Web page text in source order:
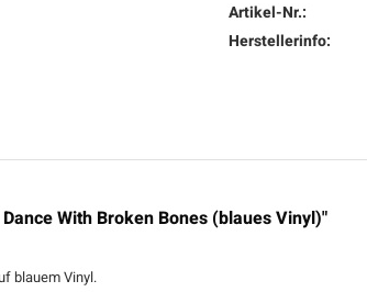
Artikel-Nr.:
Herstellerinfo:
With Broken Bones (blaues Vinyl)"
blauem Vinyl.